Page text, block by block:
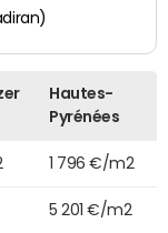
Hautes-
Pyrénées
1 796 €/m2
5 201 €/m2